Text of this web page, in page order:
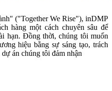
("Together We Rise"), inDMP
hàng một cách chuyên sâu để
hạn. Đồng thời, chúng tôi muốn
hiệu bằng sự sáng tạo, trách
án chúng tôi đảm nhận